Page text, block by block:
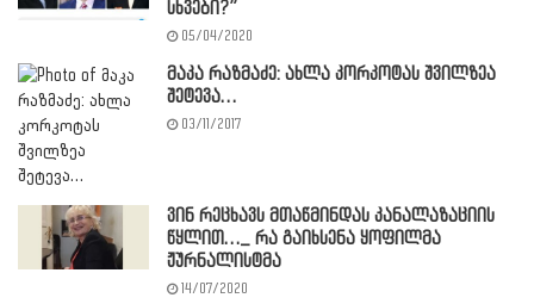
სხვები?”
05/04/2020
მაკა რაზმაძე: ახლა კორკოტას შვილზეა
შეტევა…
03/11/2017
ვინ რეცხავს მთაწმინდას კანალაზაციის
წყლით…_ რა გაიხსენა ყოფილმა
ჟურნალისტმა
14/07/2020